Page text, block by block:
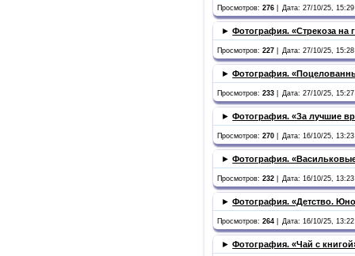
Просмотров:276 Дата: 27/10/25,
►Фотография. «Стрекоза на
Просмотров:227 Дата: 27/10/25,
►Фотография.
Просмотров:233 Дата: 27/10/25,
►Фотография. «За лучшие
Просмотров:270 Дата: 16/10/25,
►Фотография.
Просмотров:232 Дата: 16/10/25,
►Фотография. «Детство.
Просмотров:264 Дата: 16/10/25,
►Фотография. «Чай с